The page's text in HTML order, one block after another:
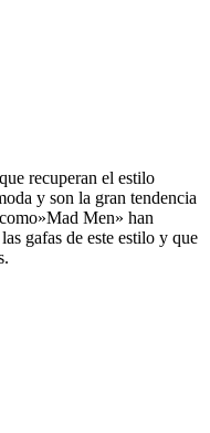
recuperan el estilo
y son la gran tendencia
Men» han
gafas de este estilo y que